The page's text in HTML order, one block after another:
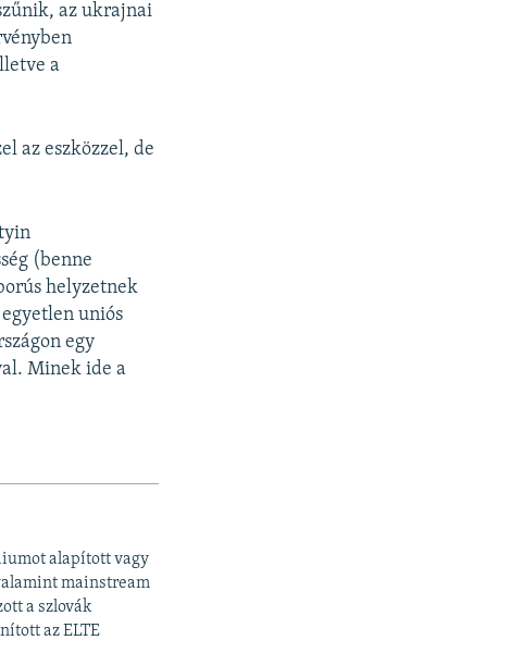
az ukrajnai
a
az eszközzel, de
(benne
helyzetnek
uniós
egy
Minek ide a
alapított vagy
mainstream
a szlovák
az ELTE